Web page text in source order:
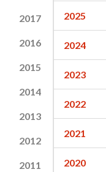
2017
2016
2015
2014
2013
2012
2011
2025
2024
2023
2022
2021
2020